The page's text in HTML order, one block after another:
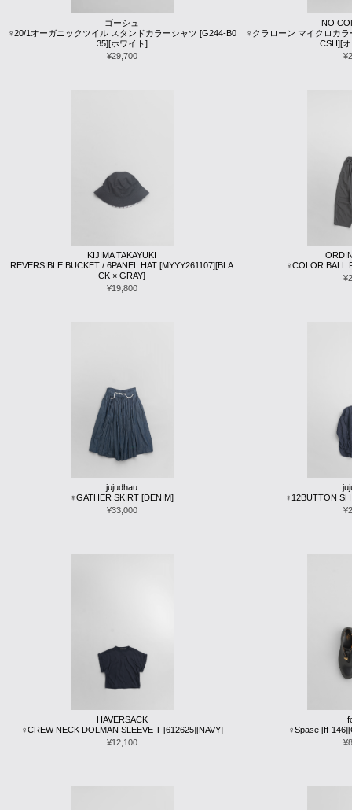
ゴーシュ
♀20/1オーガニックツイル スタンドカラーシャツ [G244-B0
35][ホワイト]
¥29,700
NO
♀クラローン マイクロカ
CSH][
KIJIMA TAKAYUKI
REVERSIBLE BUCKET / 6PANEL HAT [MYYY261107][BLA
CK × GRAY]
¥19,800
♀COLOR BALL
jujudhau
♀GATHER SKIRT [DENIM]
¥33,000
♀12BUTTON
HAVERSACK
♀CREW NECK DOLMAN SLEEVE T [612625][NAVY]
¥12,100
♀Spase [ff-